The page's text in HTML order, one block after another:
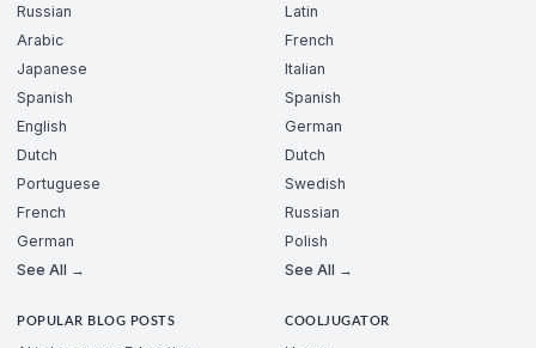
Russian
Arabic
Japanese
Spanish
English
Dutch
Portuguese
French
German
See All →
Latin
French
Italian
Spanish
German
Dutch
Swedish
Russian
Polish
See All →
POPULAR BLOG POSTS COOLJUGATOR